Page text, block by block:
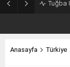
Anasayfa Türkiye